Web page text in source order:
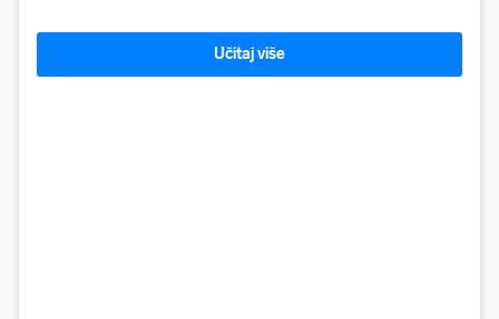
Učitaj više